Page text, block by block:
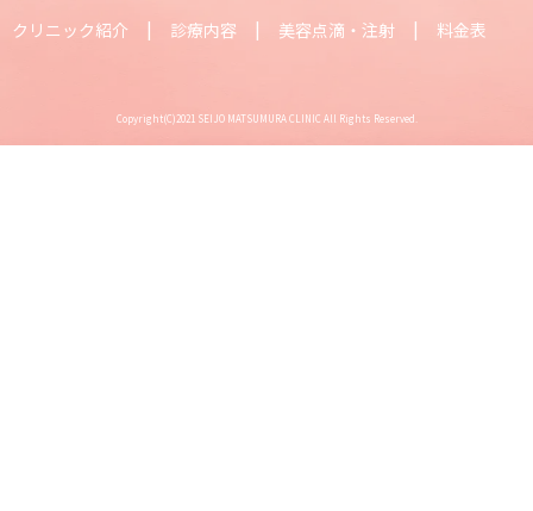
クリニック紹介 診療内容 美容点滴・注射 料金表
Copyright(C)2021 SEIJO MATSUMURA CLINIC All Rights Reserved.